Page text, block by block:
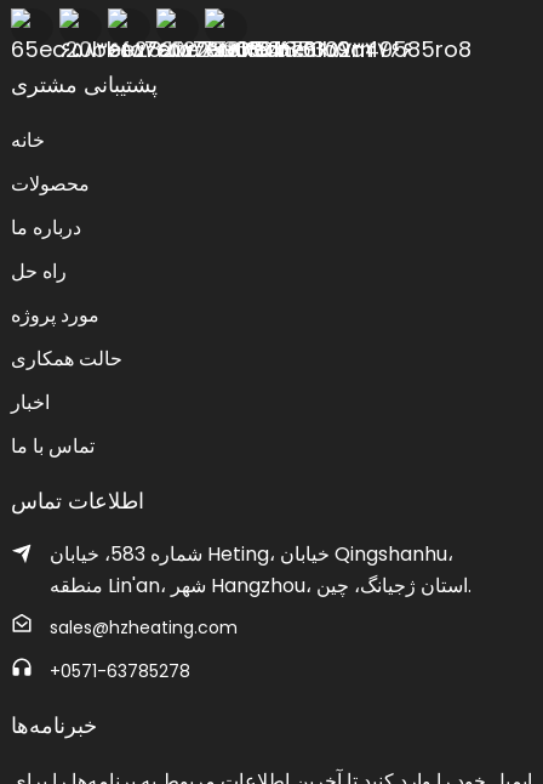
پشتیبانی مشتری
خانه
محصولات
درباره ما
راه حل
مورد پروژه
حالت همکاری
اخبار
تماس با ما
اطلاعات تماس
شماره 583، خیابان Heting، خیابان Qingshanhu،
منطقه Lin'an، شهر Hangzhou، استان ژجیانگ، چین.
sales@hzheating.com
‎+0571-63785278‎
خبرنامه‌ها